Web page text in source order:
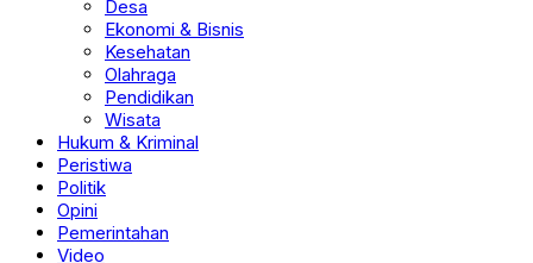
Desa
Ekonomi & Bisnis
Kesehatan
Olahraga
Pendidikan
Wisata
Hukum & Kriminal
Peristiwa
Politik
Opini
Pemerintahan
Video